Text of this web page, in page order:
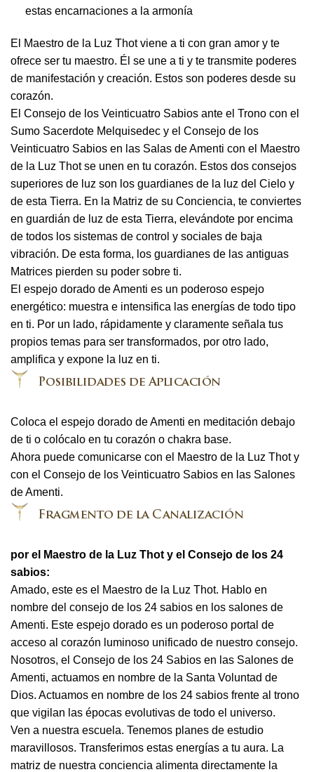
estas encarnaciones a la armonía
El Maestro de la Luz Thot viene a ti con gran amor y te
ofrece ser tu maestro. Él se une a ti y te transmite poderes
de manifestación y creación. Estos son poderes desde su
corazón.
El Consejo de los Veinticuatro Sabios ante el Trono con el
Sumo Sacerdote Melquisedec y el Consejo de los
Veinticuatro Sabios en las Salas de Amenti con el Maestro
de la Luz Thot se unen en tu corazón. Estos dos consejos
superiores de luz son los guardianes de la luz del Cielo y
de esta Tierra. En la Matriz de su Conciencia, te conviertes
en guardián de luz de esta Tierra, elevándote por encima
de todos los sistemas de control y sociales de baja
vibración. De esta forma, los guardianes de las antiguas
Matrices pierden su poder sobre ti.
El espejo dorado de Amenti es un poderoso espejo
energético: muestra e intensifica las energías de todo tipo
en ti. Por un lado, rápidamente y claramente señala tus
propios temas para ser transformados, por otro lado,
amplifica y expone la luz en ti.
Coloca el espejo dorado de Amenti en meditación debajo
de ti o colócalo en tu corazón o chakra base.
Ahora puede comunicarse con el Maestro de la Luz Thot y
con el Consejo de los Veinticuatro Sabios en las Salones
de Amenti.
por el Maestro de la Luz Thot y el Consejo de los 24
sabios:
Amado, este es el Maestro de la Luz Thot. Hablo en
nombre del consejo de los 24 sabios en los salones de
Amenti. Este espejo dorado es un poderoso portal de
acceso al corazón luminoso unificado de nuestro consejo.
Nosotros, el Consejo de los 24 Sabios en las Salones de
Amenti, actuamos en nombre de la Santa Voluntad de
Dios. Actuamos en nombre de los 24 sabios frente al trono
que vigilan las épocas evolutivas de todo el universo.
Ven a nuestra escuela. Tenemos planes de estudio
maravillosos. Transferimos estas energías a tu aura. La
matriz de nuestra conciencia alimenta directamente la